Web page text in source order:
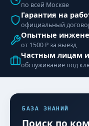
по всей Москве
Гарантия на
официальный
Опытные
от 1500 ₽ за выезд
Частным лицам
обслуживание под
БАЗА ЗНАНИЙ